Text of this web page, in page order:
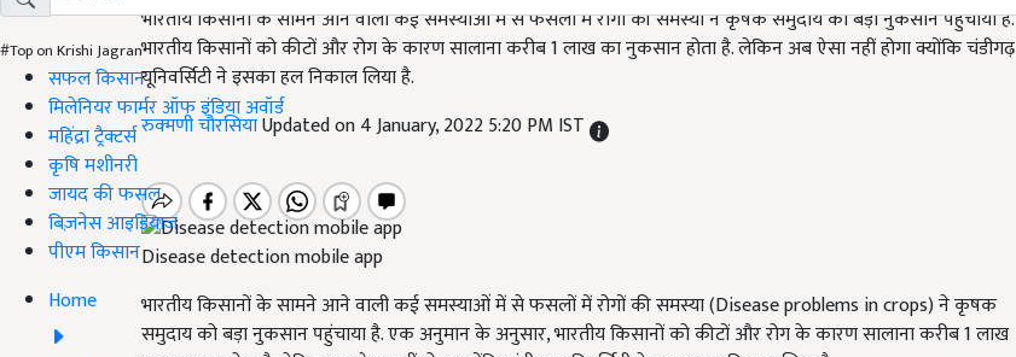
#Top on Krishi Jagran
सफल किसान
मिलेनियर फार्मर ऑफ इंडिया अवॉर्ड
महिंद्रा ट्रैक्टर्स
कृषि मशीनरी
जायद की फसल
बिज़नेस आइडियाज
पीएम किसान
Home
भारतीय किसानों के सामने आने वाली कई समस्याओं में से फसलों में रोगों की समस्या ने कृषक समुदाय को बड़ा नुकसान पहुंचाया है.
भारतीय किसानों को कीटों और रोग के कारण सालाना करीब 1 लाख का नुकसान होता है. लेकिन अब ऐसा नहीं होगा क्योंकि चंडीगढ़
यूनिवर्सिटी ने इसका हल निकाल लिया है.
रुक्मणी चौरसियाUpdated on 4 January, 2022 5:20 PM IST
Disease detection mobile app
भारतीय किसानों के सामने आने वाली कई समस्याओं में से फसलों में रोगों की समस्या (Disease problems in crops) ने कृषक
समुदाय को बड़ा नुकसान पहुंचाया है. एक अनुमान के अनुसार, भारतीय किसानों को कीटों और रोग के कारण सालाना करीब 1 लाख